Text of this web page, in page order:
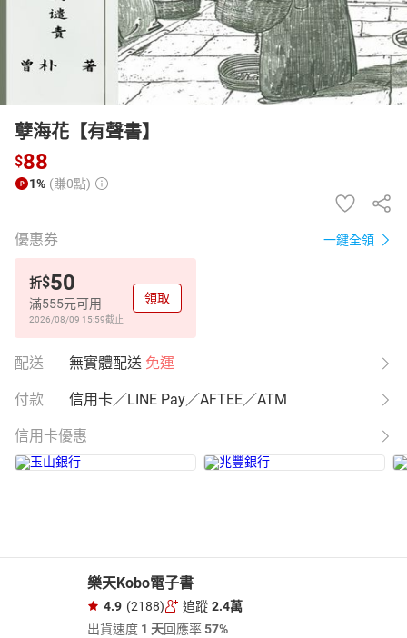
孽海花【有聲書】
$88
1% (賺0點)
優惠券 一鍵全領
折$50
滿555元可用
2026/08/09 15:59截止
領取
配送 無實體配送 免運
付款 信用卡／LINE Pay／AFTEE／ATM
信用卡優惠
樂天Kobo電子書
4.9 (2188) 追蹤 2.4萬
出貨速度 1 天回應率57%